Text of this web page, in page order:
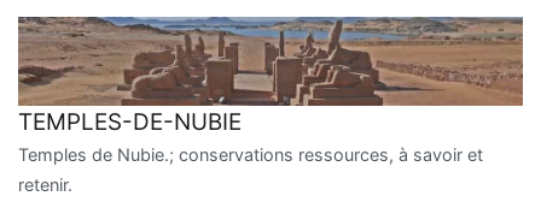
Aller
contenu
TEMPLES-DE-NUBIE
Temples de Nubie.; conservations ressources, à savoir et
retenir.